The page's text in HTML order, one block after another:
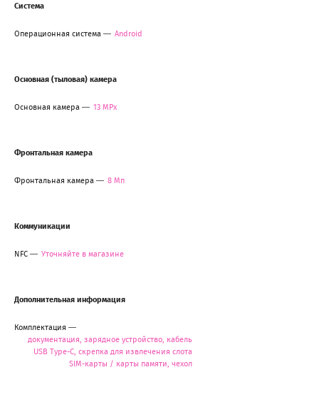
Система
Операционная система Android
Основная (тыловая) камера
Основная камера 13 MPx
Фронтальная камера
Фронтальная камера 8 Мп
Коммуникации
NFC Уточняйте в магазине
Дополнительная информация
Комплектация
документация, зарядное устройство, кабель
USB Type-C, скрепка для извлечения слота
SIM-карты / карты памяти, чехол